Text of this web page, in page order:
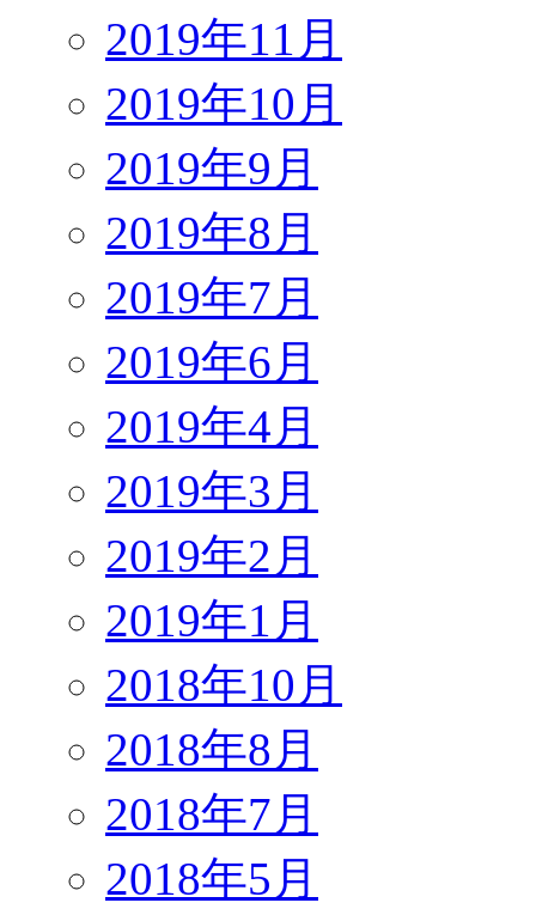
2019年11月
2019年10月
2019年9月
2019年8月
2019年7月
2019年6月
2019年4月
2019年3月
2019年2月
2019年1月
2018年10月
2018年8月
2018年7月
2018年5月